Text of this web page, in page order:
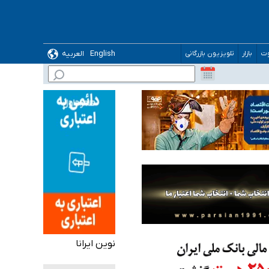
بازار تلویزیون بازرگانی English
العربیه
نوین ایرانا